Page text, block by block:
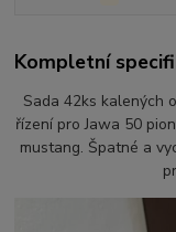
Kompletní
Sada 42ks kalených
řízení pro Jawa 50
mustang. Špatné a